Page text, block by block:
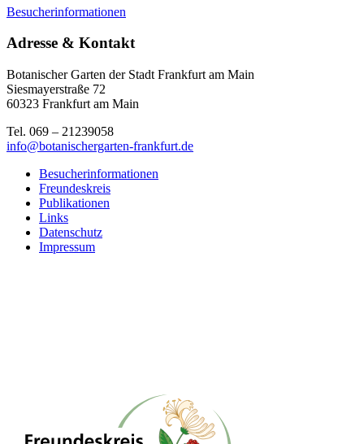
Besucherinformationen
Adresse & Kontakt
Botanischer Garten der Stadt Frankfurt am Main
Siesmayerstraße 72
60323 Frankfurt am Main
Tel. 069 – 21239058
info@botanischergarten-frankfurt.de
Besucherinformationen
Freundeskreis
Publikationen
Links
Datenschutz
Impressum